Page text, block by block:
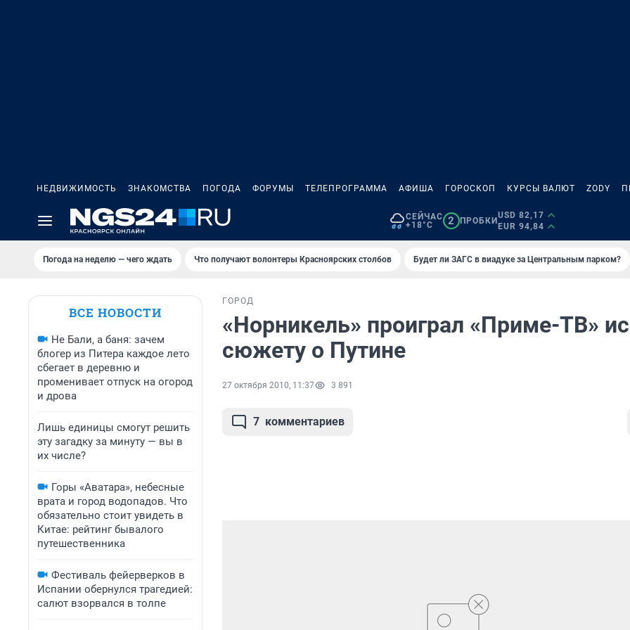
НЕДВИЖИМОСТЬ ЗНАКОМСТВА ПОГОДА ФОРУМЫ ТЕЛЕПРОГРАММА АФИША ГОРОСКОП КУРСЫ ВАЛЮТ ZODY
СЕЙЧАС
+18°C
2 ПРОБКИ
USD 82,17
EUR 94,84
Погода на неделю — чего ждать Что получают волонтеры Красноярских столбов Будет ли ЗАГС в виадуке за Центральным парком?
ВСЕ НОВОСТИ
Не Бали, а баня: зачем
блогер из Питера каждое лето
сбегает в деревню и
променивает отпуск на огород
и дрова
Лишь единицы смогут решить
эту загадку за минуту — вы в
их числе?
Горы «Аватара», небесные
врата и город водопадов. Что
обязательно стоит увидеть в
Китае: рейтинг бывалого
путешественника
Фестиваль фейерверков в
Испании обернулся трагедией:
салют взорвался в толпе
ГОРОД
«Норникель» проиграл «Приме-ТВ»
сюжету о Путине
27 октября 2010, 11:37 3 891
7 комментариев